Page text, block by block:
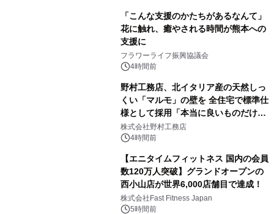
「こんな支援のかたちがあるなんて」
花に触れ、癒やされる時間が熊本への
支援に
フラワーライフ振興協議会
4時間前
野村工務店、北イタリア産の天然しっ
くい「マルモ」の壁を 全住宅で標準仕
様として採用「本当に良いものだけに
こだわる」
株式会社野村工務店
4時間前
【エニタイムフィットネス 国内の会員
数120万人突破】グランドオープンの
西小山店が世界6,000店舗目で達成！
株式会社Fast Fitness Japan
5時間前